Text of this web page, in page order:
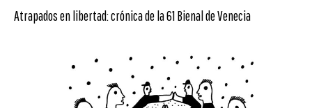
Atrapados en libertad: crónica de la 61 Bienal de Venecia